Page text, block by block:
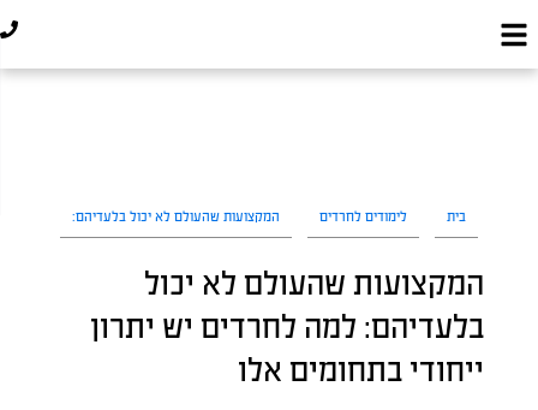
בית לימודים לחרדים המקצועות שהעולם לא יכול בלעדיהם:
המקצועות שהעולם לא יכול
בלעדיהם: למה לחרדים יש יתרון
ייחודי בתחומים אלו